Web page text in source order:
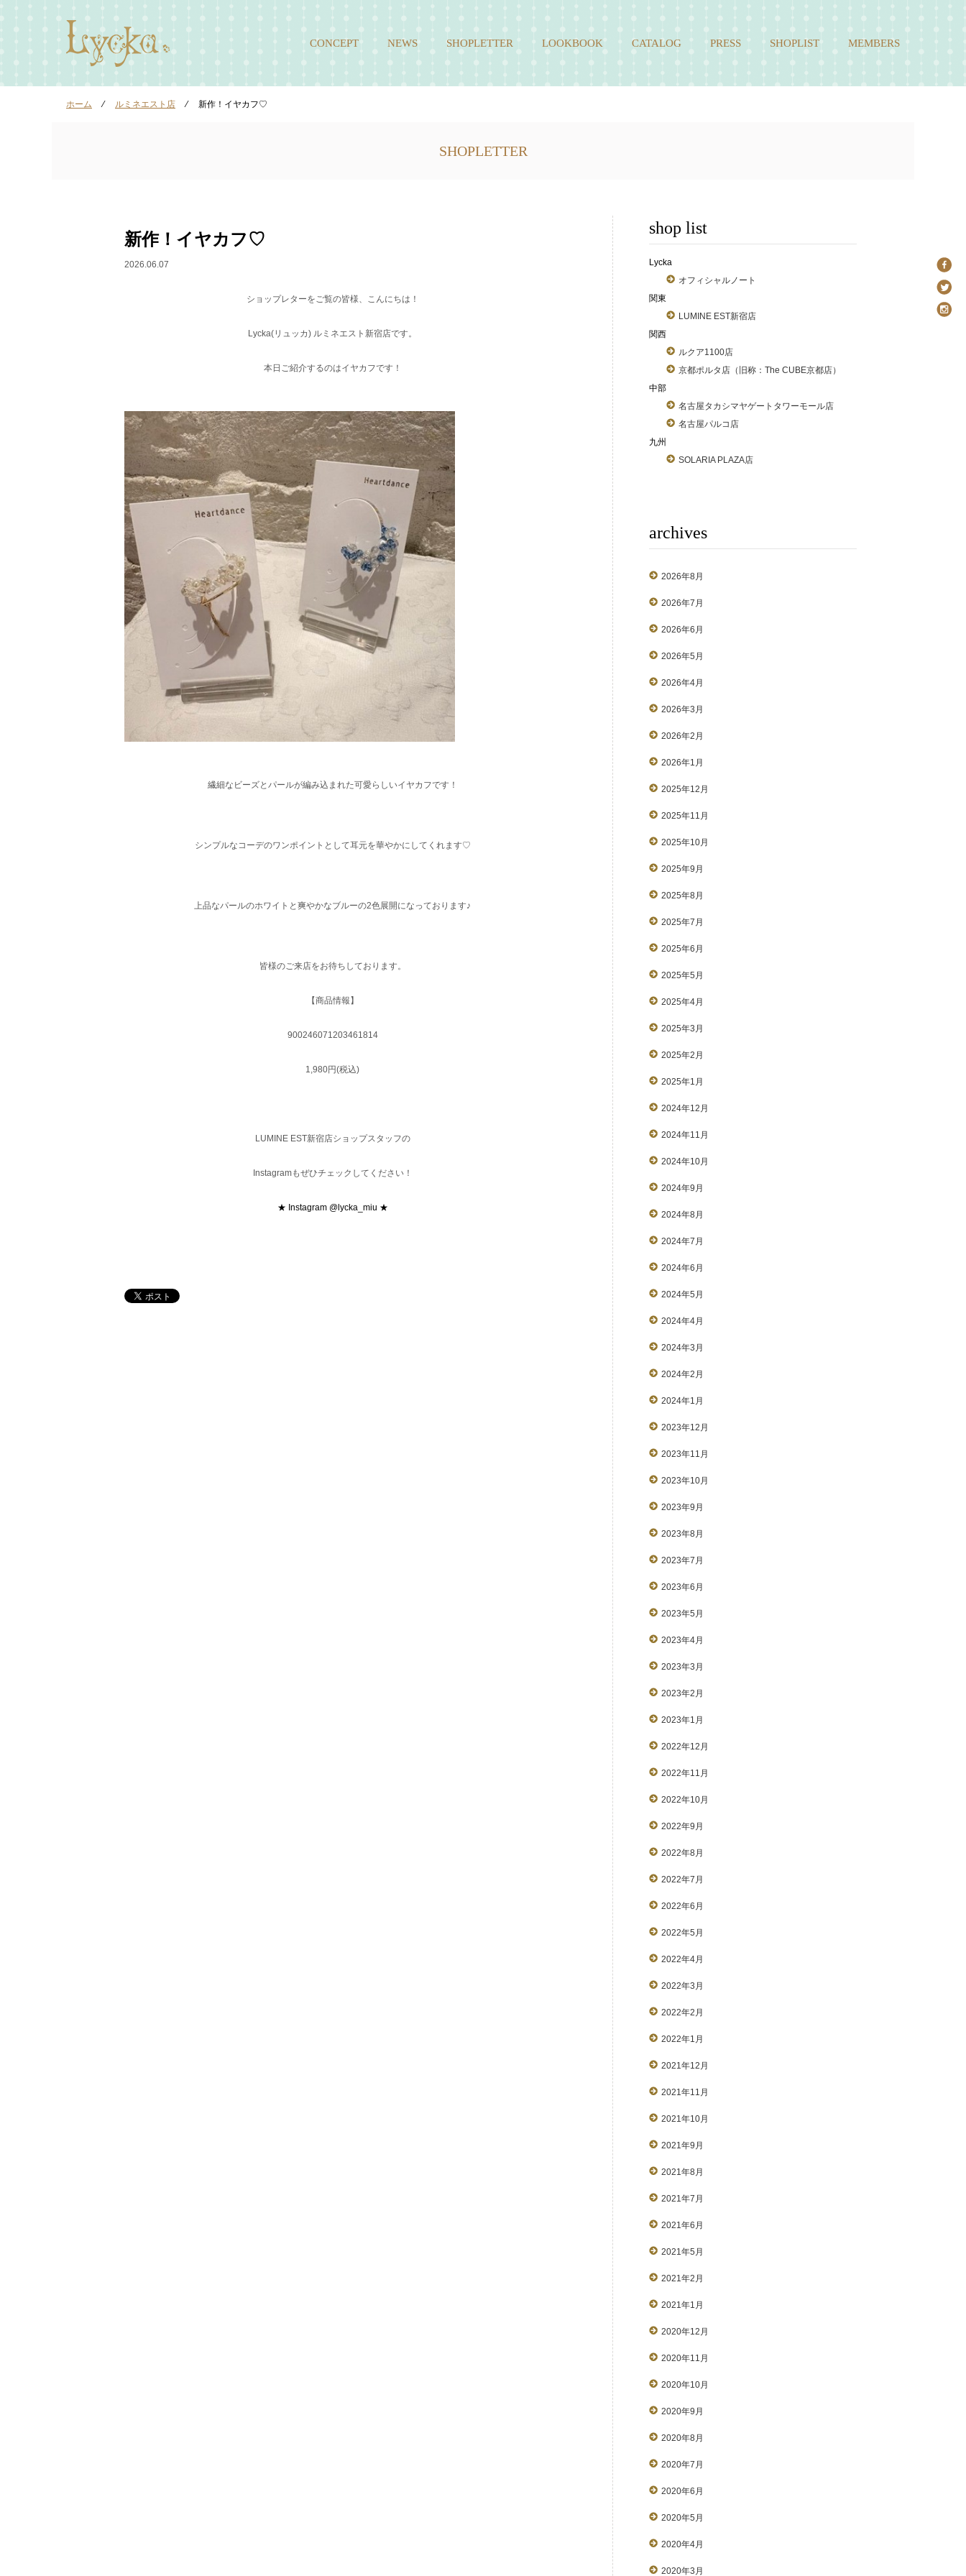
CONCEPT NEWS SHOPLETTER LOOKBOOK CATALOG PRESS SHOPLIST MEMBERS
ホーム ⁄ ルミネエスト店 ⁄ 新作！イヤカフ♡
SHOPLETTER
新作！イヤカフ♡
2026.06.07
ショップレターをご覧の皆様、こんにちは！
Lycka(リュッカ) ルミネエスト新宿店です。
本日ご紹介するのはイヤカフです！
繊細なビーズとパールが編み込まれた可愛らしいイヤカフです！
シンプルなコーデのワンポイントとして耳元を華やかにしてくれます♡
上品なパールのホワイトと爽やかなブルーの2色展開になっております♪
皆様のご来店をお待ちしております。
【商品情報】
900246071203461814
1,980円(税込)
LUMINE EST新宿店ショップスタッフの
Instagramもぜひチェックしてください！
★ Instagram @lycka_miu ★
shop list
Lycka
オフィシャルノート
関東
LUMINE EST新宿店
関西
ルクア1100店
京都ポルタ店（旧称：The CUBE京都店）
中部
名古屋タカシマヤゲートタワーモール店
名古屋パルコ店
九州
SOLARIA PLAZA店
archives
2026年8月
2026年7月
2026年6月
2026年5月
2026年4月
2026年3月
2026年2月
2026年1月
2025年12月
2025年11月
2025年10月
2025年9月
2025年8月
2025年7月
2025年6月
2025年5月
2025年4月
2025年3月
2025年2月
2025年1月
2024年12月
2024年11月
2024年10月
2024年9月
2024年8月
2024年7月
2024年6月
2024年5月
2024年4月
2024年3月
2024年2月
2024年1月
2023年12月
2023年11月
2023年10月
2023年9月
2023年8月
2023年7月
2023年6月
2023年5月
2023年4月
2023年3月
2023年2月
2023年1月
2022年12月
2022年11月
2022年10月
2022年9月
2022年8月
2022年7月
2022年6月
2022年5月
2022年4月
2022年3月
2022年2月
2022年1月
2021年12月
2021年11月
2021年10月
2021年9月
2021年8月
2021年7月
2021年6月
2021年5月
2021年2月
2021年1月
2020年12月
2020年11月
2020年10月
2020年9月
2020年8月
2020年7月
2020年6月
2020年5月
2020年4月
2020年3月